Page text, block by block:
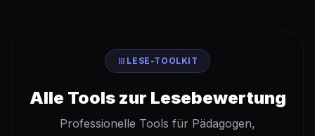
apps LESE-TOOLKIT
Alle Tools zur Lesebewertung
Professionelle Tools für Pädagogen,